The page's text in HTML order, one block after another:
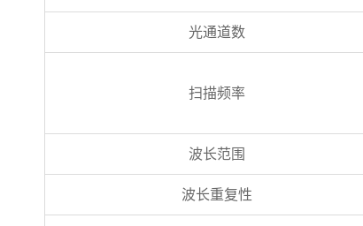
光通道数
扫描频率
波长范围
波长重复性